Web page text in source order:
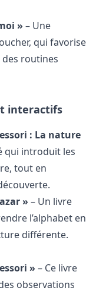
» – Une
qui favorise
des routines
interactifs
: La nature
qui introduit les
tout en
» – Un livre
l’alphabet en
différente.
» – Ce livre
observations